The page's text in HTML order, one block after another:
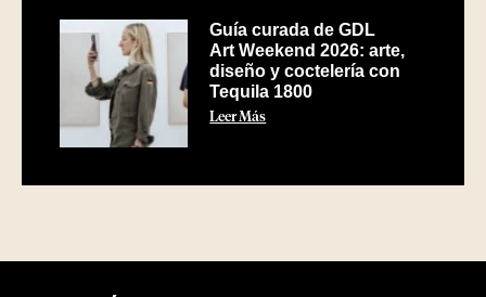
Guía curada de GDL
Art Weekend 2026: arte,
diseño y coctelería con
Tequila 1800
Leer Más